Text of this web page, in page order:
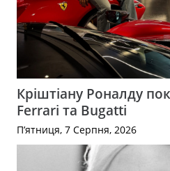
Кріштіану Роналду
Ferrari та Bugatti
П’ятниця, 7 Серпня, 2026